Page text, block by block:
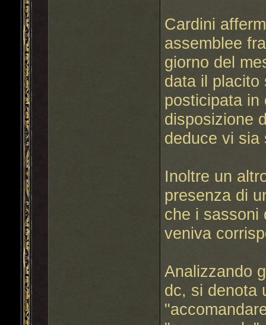
Cardini
assemblee
giorno del
data il placito
posticipata in
disposizione
deduce vi sia
Inoltre un
presenza di
che i sassoni
veniva
Analizzando
dc, si denota